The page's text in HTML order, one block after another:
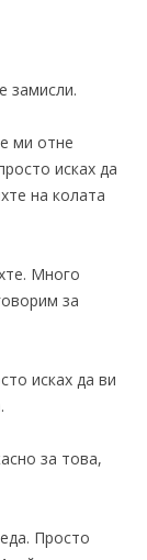
замисли.
ми отне
исках да
на колата
Много
за
исках да ви
за това,
Просто